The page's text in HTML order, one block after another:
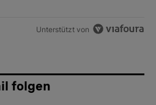
Unterstützt von
folgen